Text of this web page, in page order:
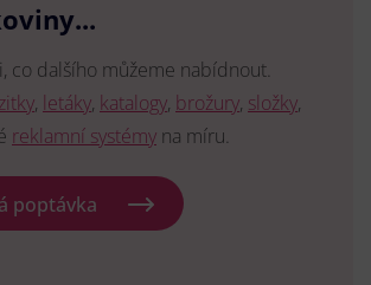
co dalšího můžeme nabídnout.
, letáky, katalogy, brožury, složky,
reklamní systémy na míru.
poptávka